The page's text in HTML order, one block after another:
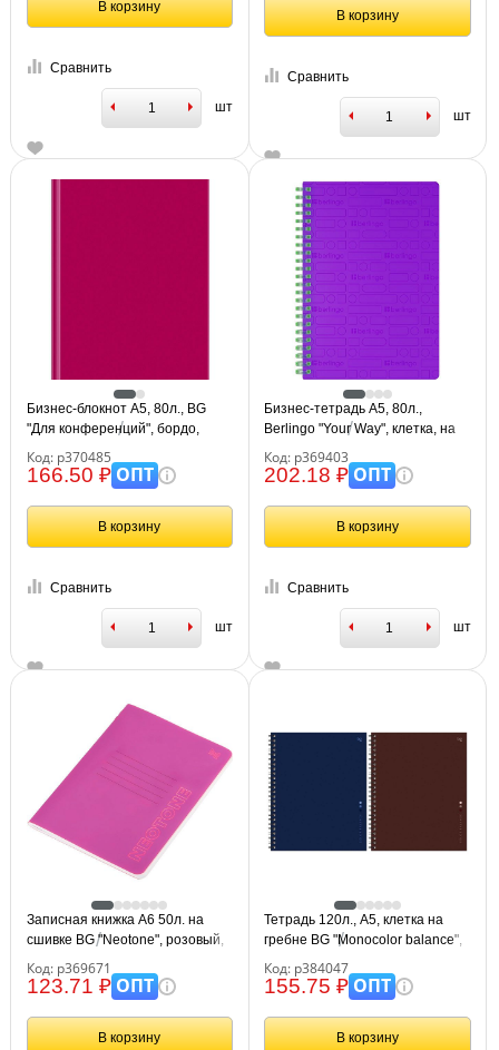
В корзину
Сравнить
шт
В корзину
Сравнить
шт
Бизнес-блокнот А5, 80л., BG
"Для конференций", бордо,
глянцевая ламинация
Код: р370485
166.50 ₽ОПТ
В корзину
Сравнить
шт
Бизнес-тетрадь A5, 80л.,
Berlingo "Your Way", клетка, на
силиконовом гребне, 80г/м2,
пластик обложка 600мкм,
Код: р369403
202.18 ₽ОПТ
В корзину
Сравнить
шт
Записная книжка А6 50л. на
сшивке BG "Neotone", розовый,
фактурное тиснение, блок в
точку 80г/м2
Код: р369671
123.71 ₽ОПТ
В корзину
Тетрадь 120л., А5, клетка на
гребне BG "Monocolor balance",
глянцевая ламинация, твердая
обложка
Код: р384047
155.75 ₽ОПТ
В корзину